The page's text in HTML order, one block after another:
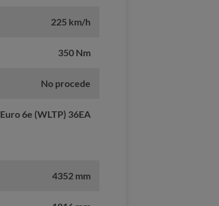
225 km/h
350 Nm
No procede
Euro 6e (WLTP) 36EA
4352 mm